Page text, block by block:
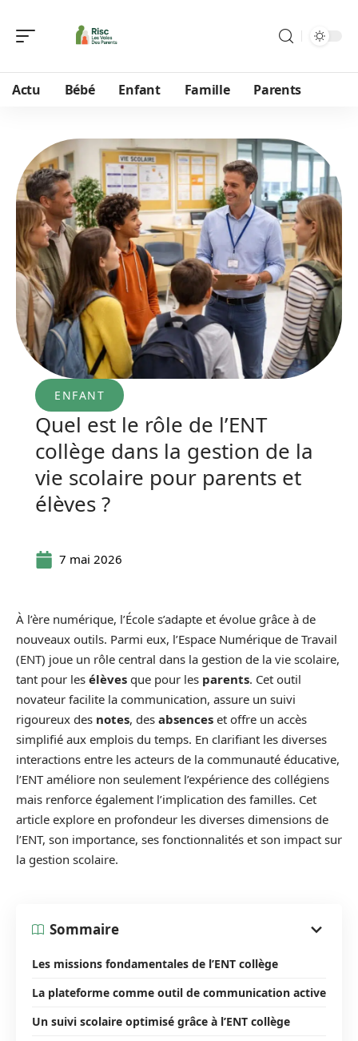
Actu Bébé Enfant Famille Parents
ENFANT
Quel est le rôle de l’ENT
collège dans la gestion de la
vie scolaire pour parents et
élèves ?
7 mai 2026
À l’ère numérique, l’École s’adapte et évolue grâce à de
nouveaux outils. Parmi eux, l’Espace Numérique de Travail
(ENT) joue un rôle central dans la gestion de la vie scolaire,
tant pour les élèves que pour les parents. Cet outil
novateur facilite la communication, assure un suivi
rigoureux des notes, des absences et offre un accès
simplifié aux emplois du temps. En clarifiant les diverses
interactions entre les acteurs de la communauté éducative,
l’ENT améliore non seulement l’expérience des collégiens
mais renforce également l’implication des familles. Cet
article explore en profondeur les diverses dimensions de
l’ENT, son importance, ses fonctionnalités et son impact sur
la gestion scolaire.
Sommaire
Les missions fondamentales de l’ENT collège
La plateforme comme outil de communication active
Un suivi scolaire optimisé grâce à l’ENT collège